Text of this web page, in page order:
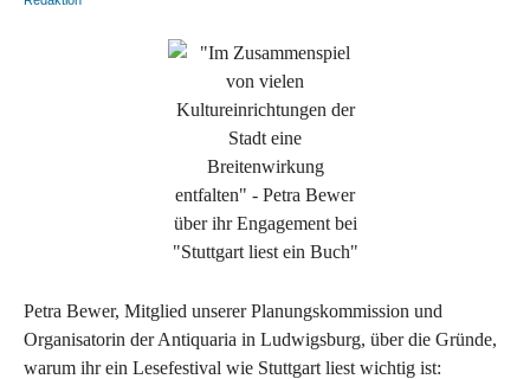
Petra Bewer, Mitglied unserer Planungskommission und
Organisatorin der Antiquaria in Ludwigsburg, über die Gründe,
warum ihr ein Lesefestival wie Stuttgart liest wichtig ist: